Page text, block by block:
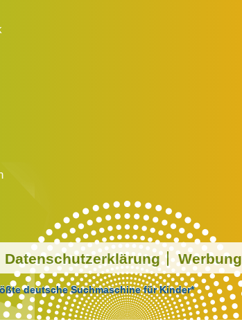
Datenschutzerklärung Werbung
deutsche Suchmaschine für Kinder*